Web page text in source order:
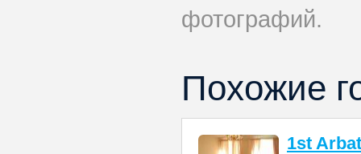
фотографий.
Похожие
1st